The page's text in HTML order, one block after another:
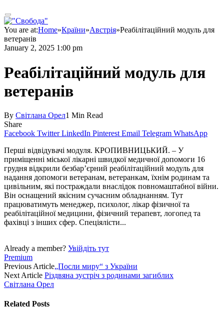
You are at:Home»Країни»Австрія»Реабілітаційний модуль для
ветеранів
January 2, 2025 1:00 pm
Реабілітаційний модуль для
ветеранів
By Світлана Орел1 Min Read
Share
Facebook Twitter LinkedIn Pinterest Email Telegram WhatsApp
Перші відвідувачі модуля. КРОПИВНИЦЬКИЙ. – У
приміщенні міської лікарні швидкої медичної допомоги 16
грудня відкрили безбар’єрний реабілітаційний модуль для
надання допомоги ветеранам, ветеранкам, їхнім родинам та
цивільним, які постраждали внаслідок повномаштабної війни.
Він оснащений якісним сучасним обладнанням. Тут
працюватимуть менеджер, психолог, лікар фізичної та
реабілітаційної медицини, фізичний терапевт, логопед та
фахівці з інших сфер. Спеція­лісти...
Already a member? Увійдіть тут
Premium
Previous Article„Посли миру“ з України
Next Article Різдвяна зустріч з родинами загиблих
Світлана Орел
Related Posts